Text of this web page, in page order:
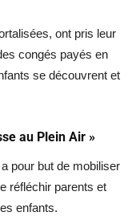
ont pris leur
congés payés en
se découvrent et
au Plein Air »
pour but de mobiliser
réfléchir parents et
enfants.